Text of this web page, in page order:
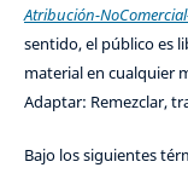
Atribución-
sentido, el público es
material en cualquier
Adaptar: Remezclar,
Bajo los siguientes